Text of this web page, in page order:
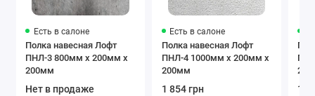
Есть в салоне
Полка навесная Лофт
ПНЛ-3 800мм x 200мм x
200мм
Нет в продаже
Есть в салоне
Полка навесная Лофт
ПНЛ-4 1000мм x 200мм x
200мм
1 854 грн 1